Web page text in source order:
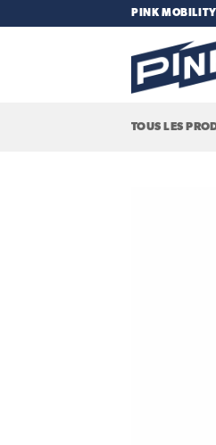
PINK
TOUS LES